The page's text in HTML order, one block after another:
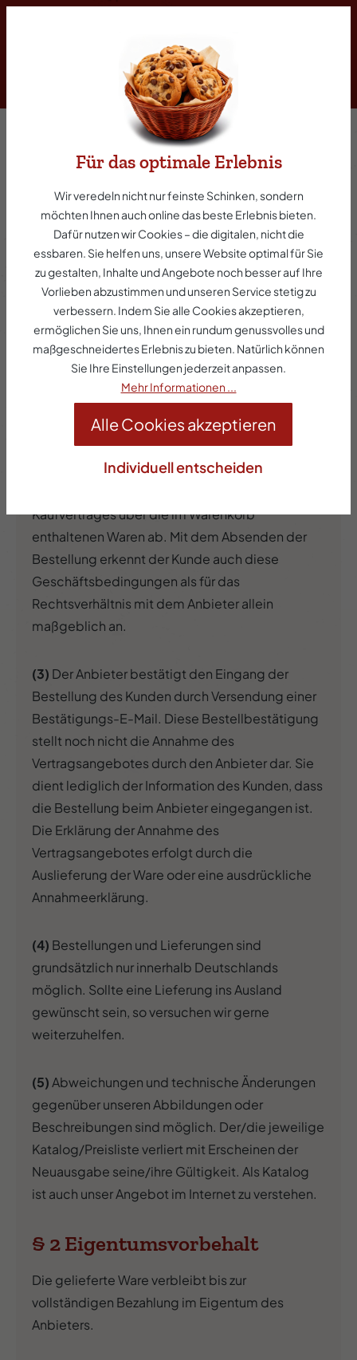
Allgemeine
Geschäftsbedingungen
(AGB)
§ 1 Zustandekommen des
Vertrages
Die Präsentation der Waren im Internet-Shop
stellt kein bindendes Angebot des Anbieters auf
Abschluss eines Kaufvertrages dar. Der Kunde
wird hierdurch lediglich aufgefordert, durch eine
Bestellung ein Angebot abzugeben.
Durch das Absenden der Bestellung im
Internet-Shop gibt der Kunde ein verbindliches
Kaufvertrages über die im Warenkorb
enthaltenen Waren ab. Mit dem Absenden der
Bestellung erkennt der Kunde auch diese
Geschäftsbedingungen als für das
Rechtsverhältnis mit dem Anbieter allein
maßgeblich an.
(3) Der Anbieter bestätigt den Eingang der
Bestellung des Kunden durch Versendung einer
Bestätigungs-E-Mail. Diese Bestellbestätigung
stellt noch nicht die Annahme des
Vertragsangebotes durch den Anbieter dar. Sie
dient lediglich der Information des Kunden, dass
die Bestellung beim Anbieter eingegangen ist.
Die Erklärung der Annahme des
Vertragsangebotes erfolgt durch die
Auslieferung der Ware oder eine ausdrückliche
Annahmeerklärung.
(4) Bestellungen und Lieferungen sind
grundsätzlich nur innerhalb Deutschlands
möglich. Sollte eine Lieferung ins Ausland
gewünscht sein, so versuchen wir gerne
weiterzuhelfen.
(5) Abweichungen und technische Änderungen
gegenüber unseren Abbildungen oder
Beschreibungen sind möglich. Der/die jeweilige
Katalog/Preisliste verliert mit Erscheinen der
Neuausgabe seine/ihre Gültigkeit. Als Katalog
ist auch unser Angebot im Internet zu verstehen.
§ 2 Eigentumsvorbehalt
Die gelieferte Ware verbleibt bis zur
vollständigen Bezahlung im Eigentum des
Anbieters.
Für das optimale Erlebnis
Wir veredeln nicht nur feinste Schinken, sondern
möchten Ihnen auch online das beste Erlebnis bieten.
Dafür nutzen wir Cookies – die digitalen, nicht die
essbaren. Sie helfen uns, unsere Website optimal für Sie
zu gestalten, Inhalte und Angebote noch besser auf Ihre
Vorlieben abzustimmen und unseren Service stetig zu
verbessern. Indem Sie alle Cookies akzeptieren,
ermöglichen Sie uns, Ihnen ein rundum genussvolles und
maßgeschneidertes Erlebnis zu bieten. Natürlich können
Sie Ihre Einstellungen jederzeit anpassen.
Mehr Informationen ...
Alle Cookies akzeptieren
Individuell entscheiden